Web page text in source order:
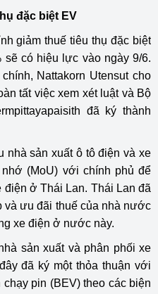
đặc biệt EV
giảm thuế tiêu thụ đặc biệt
có hiệu lực vào ngày 9/6.
Nattakorn Utensut cho
tất việc xem xét luật và Bộ
đã ký thành
nhà sản xuất ô tô điện và xe
(MoU) với chính phủ để
điện ở Thái Lan. Thái Lan đã
và ưu đãi thuế của nhà nước
xe điện ở nước này.
sản xuất và phân phối xe
đã ký một thỏa thuận với
pin (BEV) theo các biện